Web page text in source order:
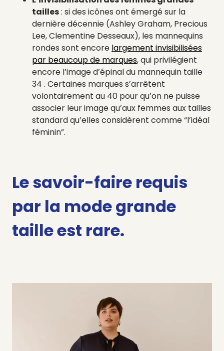
tailles: si des icônes ont émergé sur la
dernière décennie (Ashley Graham, Precious
Lee, Clementine Desseaux), les mannequins
rondes sont encore largement invisibilisées
par beaucoup de marques, qui privilégient
encore l’image d’épinal du mannequin taille
34 . Certaines marques s’arrêtent
volontairement au 40 pour qu’on ne puisse
associer leur image qu’aux femmes aux tailles
standard qu’elles considèrent comme “l’idéal
féminin”.
Le savoir-faire requis
par la mode grande
taille est rare.